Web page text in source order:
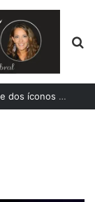
Luis Miguel y Coca Cola: el reencuentro de dos íconos eternos